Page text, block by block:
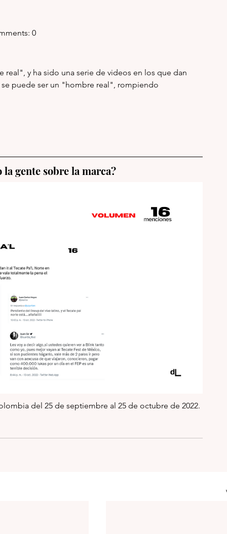
0
real", y ha sido una serie de videos en los que dan
puede ser un "hombre real", rompiendo
la gente sobre la marca?
del 25 de septiembre al 25 de octubre de 2022.